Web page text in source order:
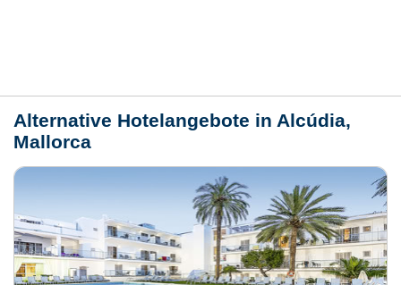
Alternative Hotelangebote in Alcúdia,
Mallorca